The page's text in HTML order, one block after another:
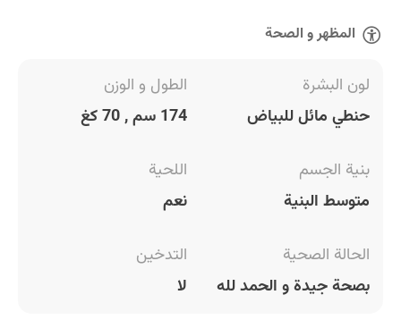
المظهر و الصحة
لون البشرة
حنطي مائل للبياض
الطول و الوزن
174 سم , 70 كغ
بنية الجسم
متوسط البنية
اللحية
نعم
الحالة الصحية
بصحة جيدة و الحمد لله
التدخين
لا